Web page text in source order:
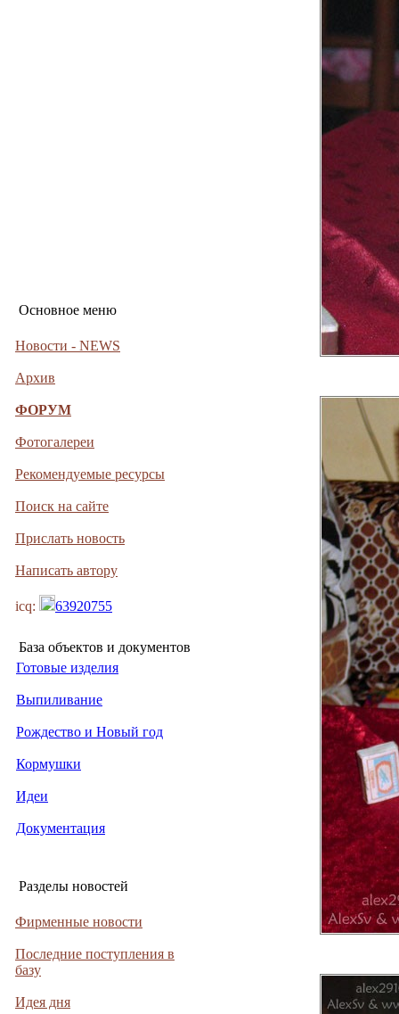
Основное меню
Новости - NEWS
Архив
ФОРУМ
Фотогалереи
Рекомендуемые ресурсы
Поиск на сайте
Прислать новость
Написать автору
icq: 63920755
База объектов и документов
Готовые изделия
Выпиливание
Рождество и Новый год
Кормушки
Идеи
Документация
Разделы новостей
Фирменные новости
Последние поступления в
базу
Идея дня